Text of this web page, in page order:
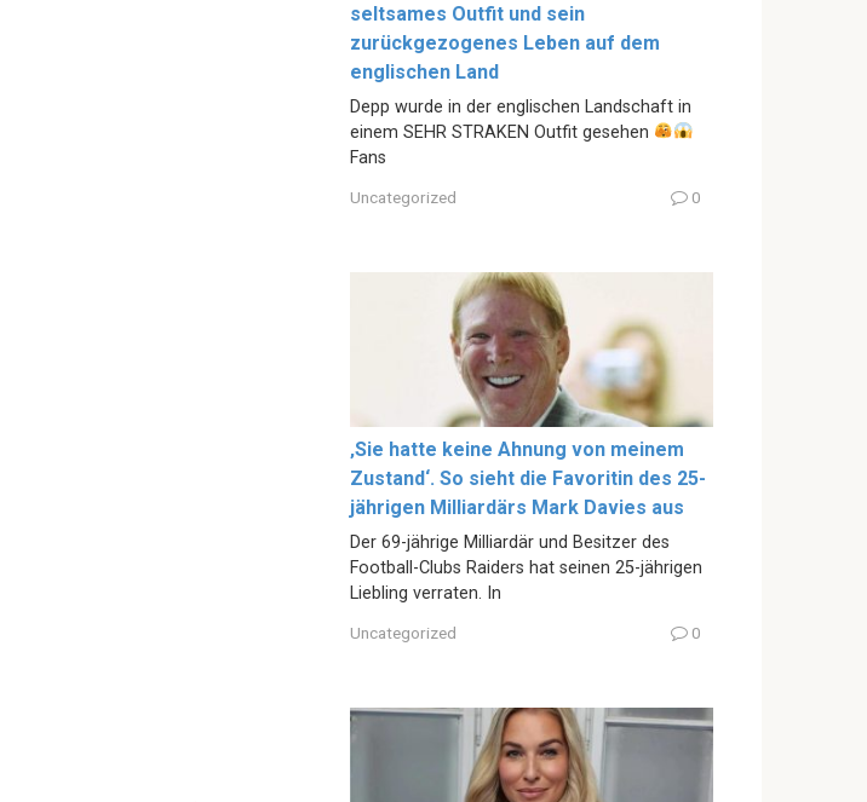
seltsames Outfit und sein
zurückgezogenes Leben auf dem
englischen Land
Depp wurde in der englischen Landschaft in
einem SEHR STRAKEN Outfit gesehen
Fans
Uncategorized 0
‚Sie hatte keine Ahnung von meinem
Zustand‘. So sieht die Favoritin des 25-
jährigen Milliardärs Mark Davies aus
Der 69-jährige Milliardär und Besitzer des
Football-Clubs Raiders hat seinen 25-jährigen
Liebling verraten. In
Uncategorized 0